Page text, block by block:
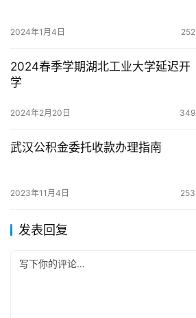
2024年1月4日 252
2024春季学期湖北工业大学延迟开
学
2024年2月20日 349
武汉公积金委托收款办理指南
2023年11月4日 253
发表回复